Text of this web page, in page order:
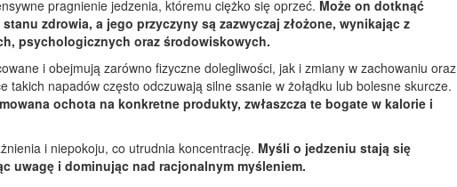
pragnienie jedzenia, któremu ciężko się oprzeć. Może on dotknąć
zdrowia, a jego przyczyny są zazwyczaj złożone, wynikając z
psychologicznych oraz środowiskowych.
i obejmują zarówno fizyczne dolegliwości, jak i zmiany w zachowaniu oraz
takich napadów często odczuwają silne ssanie w żołądku lub bolesne skurcze.
ochota na konkretne produkty, zwłaszcza te bogate w kalorie i
i niepokoju, co utrudnia koncentrację. Myśli o jedzeniu stają się
uwagę i dominując nad racjonalnym myśleniem.